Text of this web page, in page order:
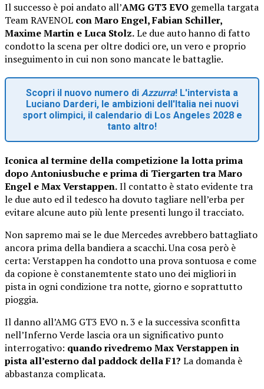
Il successo è poi andato all’AMG GT3 EVO gemella targata
Team RAVENOL con Maro Engel, Fabian Schiller,
Maxime Martin e Luca Stolz.Le due auto hanno di fatto
condotto la scena per oltre dodici ore, un vero e proprio
inseguimento in cui non sono mancate le battaglie.
Scopri il nuovo numero di Azzurra! L'intervista a
Luciano Darderi, le ambizioni dell'Italia nei nuovi
sport olimpici, il calendario di Los Angeles 2028 e
tanto altro!
Iconica al termine della competizione la lotta prima
dopoAntoniusbuche e prima di Tiergarten tra Maro
Engel e Max Verstappen.Il contatto è stato evidente tra
le due auto ed il tedesco ha dovuto tagliare nell’erba per
evitare alcune auto più lente presenti lungo il tracciato.
Non sapremo mai se le due Mercedes avrebbero battagliato
ancora prima della bandiera a scacchi. Una cosa però è
certa: Verstappen ha condotto una prova sontuosa e come
da copione è constanemtente stato uno dei migliori in
pista in ogni condizione tra notte, giorno e soprattutto
pioggia.
Il danno all’AMG GT3 EVO n. 3 e la successiva sconfitta
nell’Inferno Verde lascia ora un significativo punto
interrogativo: quando rivedremo Max Verstappen in
pista all’esterno dal paddock della F1? La domanda è
abbastanza complicata.